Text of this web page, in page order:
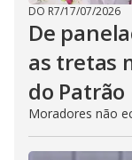
DO R7/17/07/2026
De
as tretas
do Patrão
Moradores não